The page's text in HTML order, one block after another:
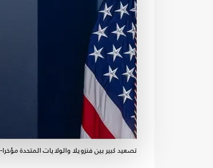
تصعيد كبير بين فنزويلا والولايات المتحدة